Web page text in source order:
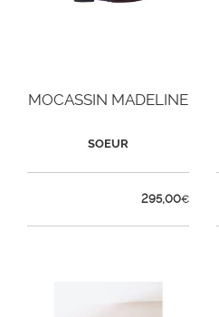
MOCASSIN MADELINE
SOEUR
295,00€